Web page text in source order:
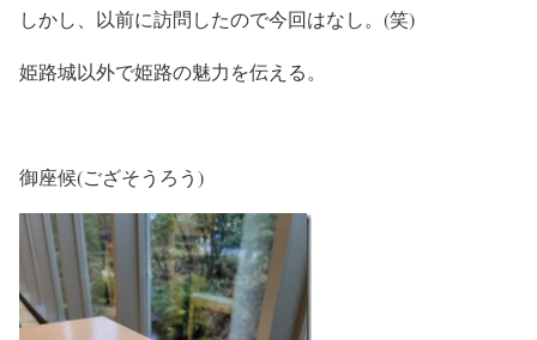
しかし、以前に訪問したので今回はなし。(笑)
姫路城以外で姫路の魅力を伝える。
御座候(ござそうろう)